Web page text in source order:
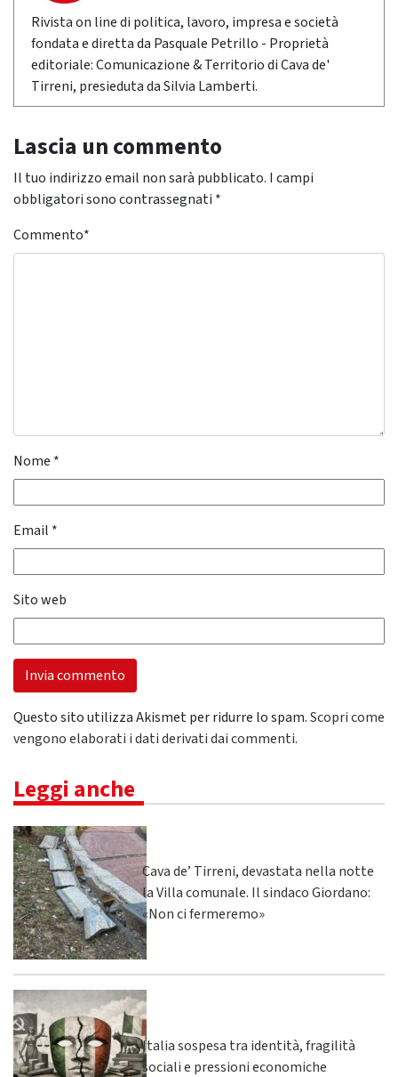
Rivista on line di politica, lavoro, impresa e società
fondata e diretta da Pasquale Petrillo - Proprietà
editoriale: Comunicazione & Territorio di Cava de'
Tirreni, presieduta da Silvia Lamberti.
Lascia un commento
Il tuo indirizzo email non sarà pubblicato. I campi
obbligatori sono contrassegnati *
Commento*
Nome *
Email *
Sito web
Questo sito utilizza Akismet per ridurre lo spam.Scopri come
vengono elaborati i dati derivati dai commenti.
Leggi anche
Cava de’ Tirreni, devastata nella notte
la Villa comunale. Il sindaco Giordano:
«Non ci fermeremo»
Italia sospesa tra identità, fragilità
sociali e pressioni economiche